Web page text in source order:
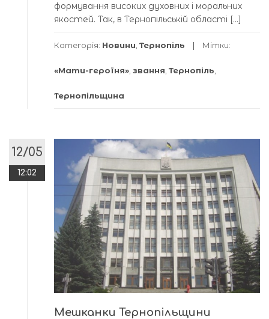
формування високих духовних і моральних
якостей. Так, в Тернопільській області […]
Категорія: Новини Тернопіль Мітки:
«Мати-героїня» звання Тернопіль
Тернопільщина
12/05
12:02
Мешканки Тернопільщини